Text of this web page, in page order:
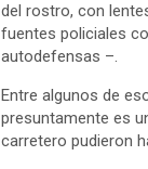
del rostro, con
fuentes policiales
autodefensas –.
Entre algunos de
presuntamente es
carretero pudieron